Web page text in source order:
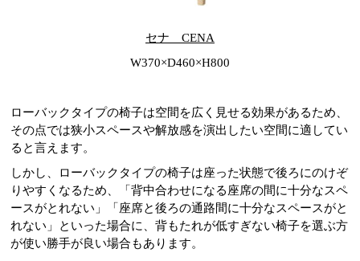
セナ CENA
W370×D460×H800
ローバックタイプの椅子は空間を広く見せる効果があるため、
その点では狭小スペースや解放感を演出したい空間に適してい
ると言えます。
しかし、ローバックタイプの椅子は座った状態で後ろにのけぞ
りやすくなるため、「背中合わせになる座席の間に十分なスペ
ースがとれない」「座席と後ろの通路間に十分なスペースがと
れない」といった場合に、背もたれが低すぎない椅子を選ぶ方
が使い勝手が良い場合もあります。